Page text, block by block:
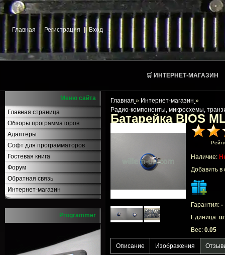
Главная Регистрация | Вход
🛒 ИНТЕРНЕТ-МАГАЗИН
Меню сайта
Главная страница
Обзоры программаторов
Адаптеры
Софт для программаторов
Гостевая книга
Форум
Обратная связь
Интернет-магазин
Programmer
Главная » Интернет-магазин »
Радио-компоненты, микросхемы,
Батарейка BIOS
Наличие:
Добавить в
Гарантия: -
Единица:
Вес: 0.05
Описание Изображения